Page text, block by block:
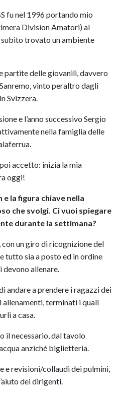
fu nel 1996 portando mio
Division Amatori) al
trovato un ambiente
partite delle giovanili, davvero
vinto peraltro dagli
Svizzera.
e l’anno successivo Sergio
nella famiglia delle
accetto: inizia la mia
oggi!
la figura chiave nella
che svolgi. Ci vuoi spiegare
durante la settimana?
un giro di ricognizione del
tutto sia a posto ed in ordine
devono allenare.
andare a prendere i ragazzi dei
terminati i quali
a casa.
il necessario, dal tavolo
anziché biglietteria.
e revisioni/collaudi dei pulmini,
dei dirigenti.